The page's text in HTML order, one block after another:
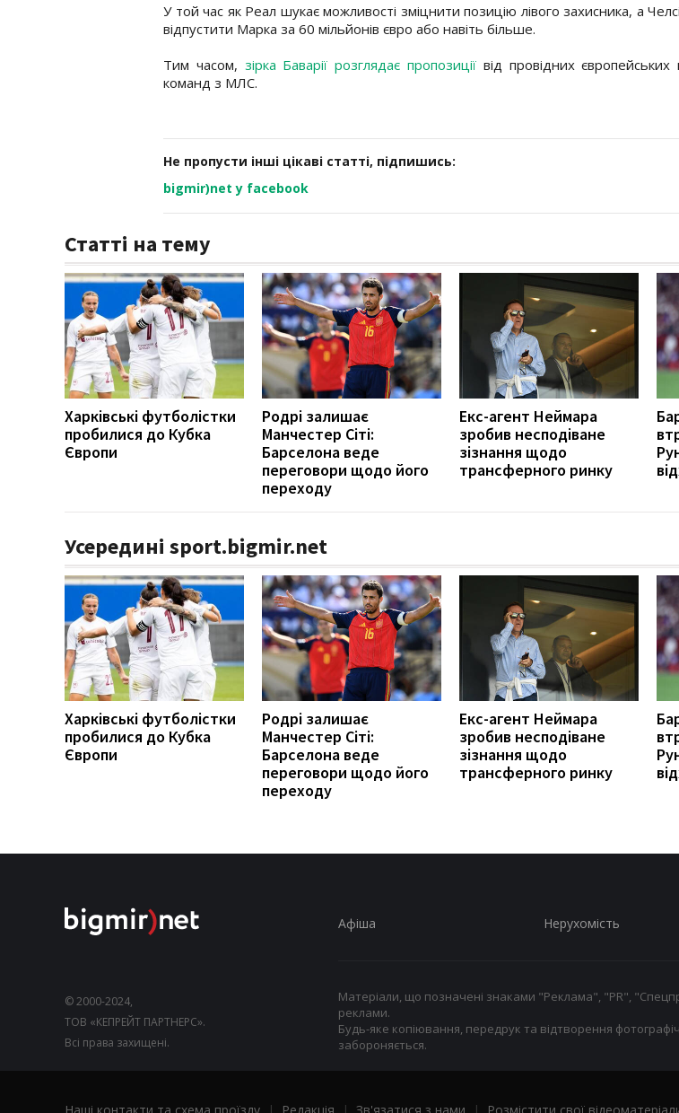
У той час як Реал шукає можливості зміцнити позицію лівого захисника, а
відпустити Марка за 60 мільйонів євро або навіть більше.
Тим часом, зірка Баварії розглядає пропозиції від провідних європейських
команд з МЛС.
Не пропусти інші цікаві статті, підпишись:
bigmir)net у facebook
Статті на тему
Харківські футболістки
пробилися до Кубка
Європи
Родрі залишає
Манчестер Сіті:
Барселона веде
переговори щодо його
переходу
Екс-агент Неймара
зробив несподіване
зізнання щодо
трансферного ринку
Усередині sport.bigmir.net
Харківські футболістки
пробилися до Кубка
Європи
Родрі залишає
Манчестер Сіті:
Барселона веде
переговори щодо його
переходу
Екс-агент Неймара
зробив несподіване
зізнання щодо
трансферного ринку
© 2000-2024,
ТОВ «КЕПРЕЙТ ПАРТНЕРС».
Всі права захищені.
Афіша Нерухомість
Матеріали, що позначені знаками "Реклама", "PR",
реклами.
Будь-яке копіювання, передрук та відтворення
забороняється.